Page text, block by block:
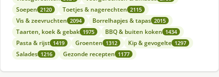
Soepen 2120 Toetjes & nagerechten 2115
Vis & zeevruchten 2094 Borrelhapjes & tapas 2015
Taarten, koek & gebak 1975 BBQ & buiten koken 1434
Pasta & rijst 1419 Groenten 1312 Kip & gevogelte 1297
Salades 1216 Gezonde recepten 1177